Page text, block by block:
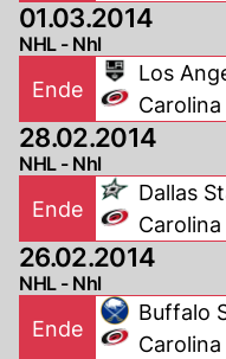
01.03.2014
NHL - Nhl
Ende
Los
28.02.2014
NHL - Nhl
Ende
Dallas
26.02.2014
NHL - Nhl
Ende
Buffalo